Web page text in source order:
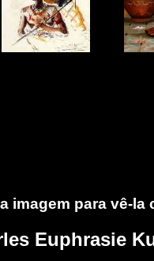
imagem para vê-la
Euphrasie